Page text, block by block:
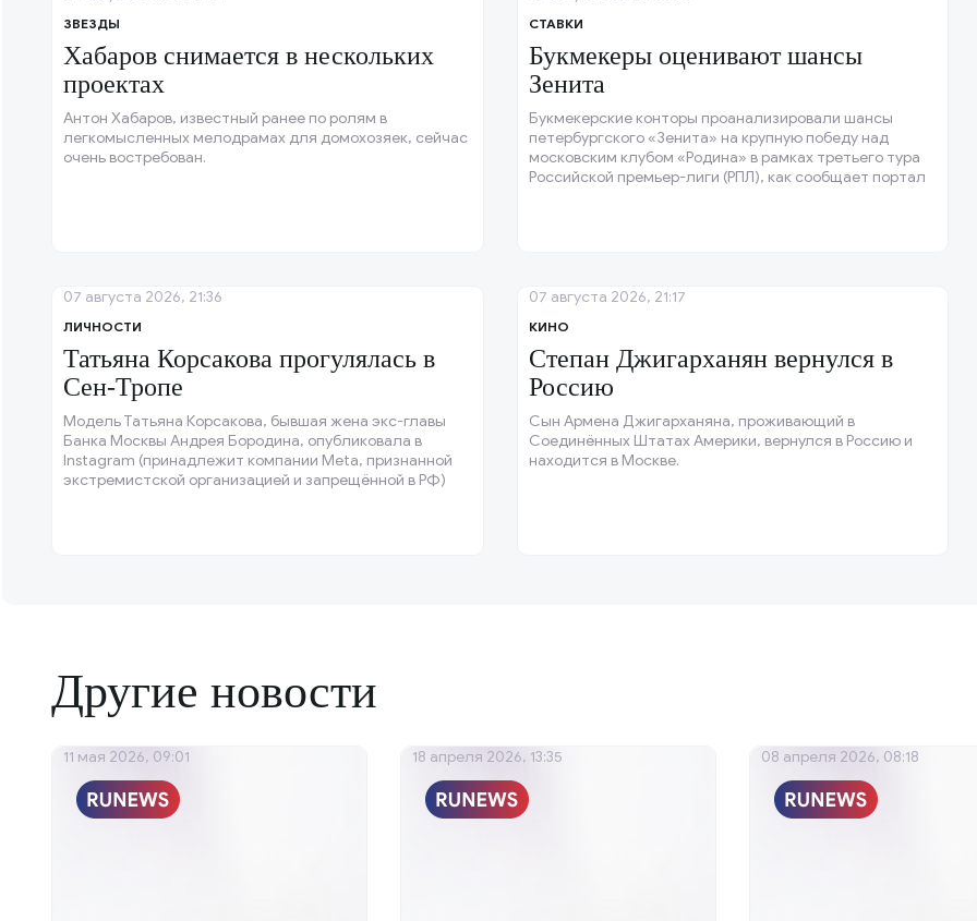
ЗВЕЗДЫ
Хабаров снимается в нескольких
проектах
Антон Хабаров, известный ранее по ролям в
легкомысленных мелодрамах для домохозяек, сейчас
очень востребован.
СТАВКИ
Букмекеры оценивают шансы
Зенита
Букмекерские конторы проанализировали шансы
петербургского «Зенита» на крупную победу над
московским клубом «Родина» в рамках третьего тура
Российской премьер-лиги (РПЛ), как сообщает портал
ЛИЧНОСТИ
Татьяна Корсакова прогулялась в
Сен-Тропе
Модель Татьяна Корсакова, бывшая жена экс-главы
Банка Москвы Андрея Бородина, опубликовала в
Instagram (принадлежит компании Meta, признанной
экстремистской организацией и запрещённой в РФ)
07 августа 2026, 21:36
КИНО
Степан Джигарханян вернулся в
Россию
Сын Армена Джигарханяна, проживающий в
Соединённых Штатах Америки, вернулся в Россию и
находится в Москве.
07 августа 2026, 21:17
Другие новости
11 мая 2026, 09:01 18 апреля 2026, 13:35 08 апреля 2026, 08:18